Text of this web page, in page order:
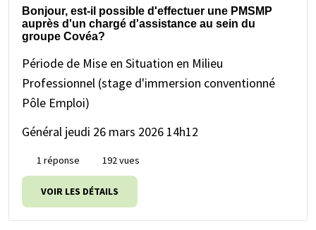
Bonjour, est-il possible d'effectuer une PMSMP
auprès d'un chargé d'assistance au sein du
groupe Covéa?
Période de Mise en Situation en Milieu
Professionnel (stage d'immersion conventionné
Pôle Emploi)
Général jeudi 26 mars 2026 14h12
1 réponse 192 vues
VOIR LES DÉTAILS